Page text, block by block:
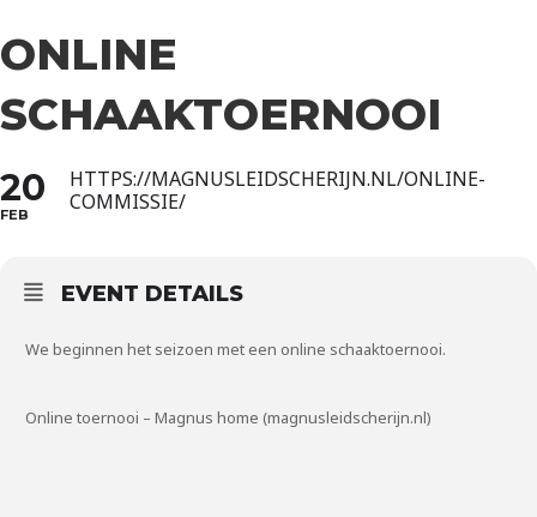
ONLINE
SCHAAKTOERNOOI
20
FEB
HTTPS://MAGNUSLEIDSCHERIJN.NL/ONLINE-
COMMISSIE/
EVENT DETAILS
We beginnen het seizoen met een online schaaktoernooi.
Online toernooi – Magnus home (magnusleidscherijn.nl)